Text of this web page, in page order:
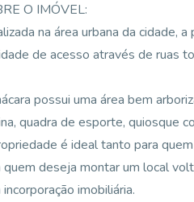
O IMÓVEL:
na área urbana da cidade,
de acesso através de ruas
possui uma área bem
quadra de esporte, quiosque
é ideal tanto para
quem deseja montar um local
incorporação imobiliária.